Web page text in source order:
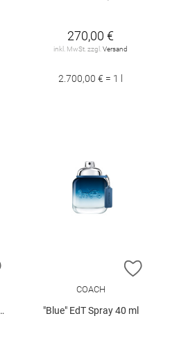
270,00 €
inkl. MwSt. zzgl. Versand
2.700,00 € = 1 l
ZUR WUNSCHLISTE HINZUFÜGEN
ZUR
COACH
"Blue" EdT Spray 40 ml